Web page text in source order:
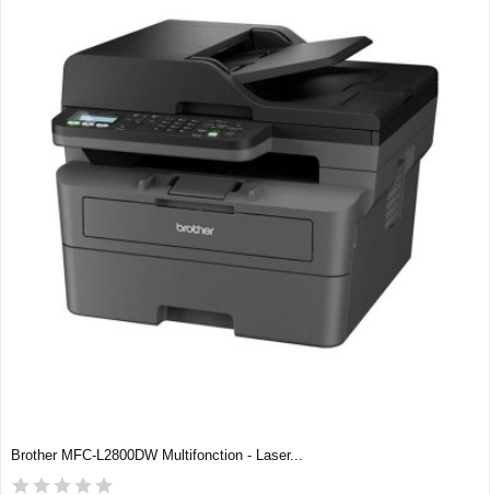
Brother MFC-L2800DW Multifonction - Laser...